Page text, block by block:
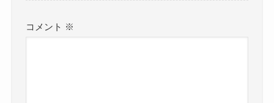
コメント ※